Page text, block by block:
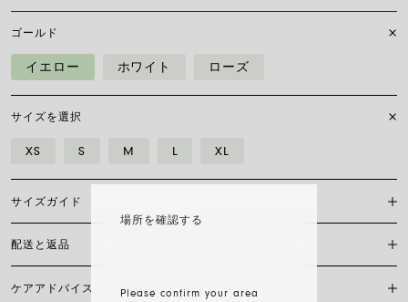
場所を確認する
Please confirm your area
ゴールド
イエロー ホワイト ローズ
サイズを選択
XS S M L XL
サイズガイド
Flex’itブレスレットは特許を取得したフォープ独自のもので、18カラッ
トゴールドのみで作られており、伸縮自在のため留め具は必要ありませ
巻き尺、糸、または短冊を使い、定規に当てて測り、下の表と比較して
配送と返品
現在、日本国内においては当サイト内オンラインショッピングの対応は
ケアアドバイス